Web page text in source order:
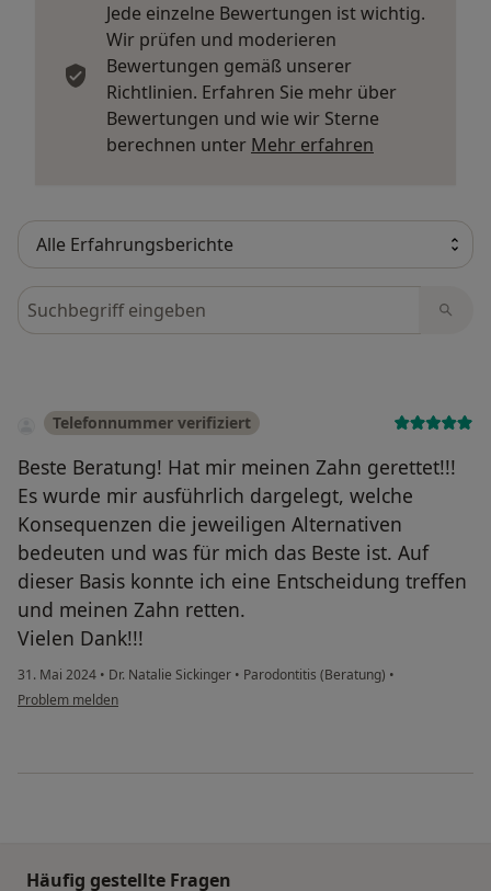
Jede einzelne Bewertungen ist wichtig.
Wir prüfen und moderieren
Bewertungen gemäß unserer
Richtlinien. Erfahren Sie mehr über
Bewertungen und wie wir Sterne
berechnen unter Mehr erfahren
Bewertungen durchsuchen
Telefonnummer verifiziert
Beste Beratung! Hat mir meinen Zahn gerettet!!!
Es wurde mir ausführlich dargelegt, welche
Konsequenzen die jeweiligen Alternativen
bedeuten und was für mich das Beste ist. Auf
dieser Basis konnte ich eine Entscheidung treffen
und meinen Zahn retten.
Vielen Dank!!!
31. Mai 2024 • Dr. Natalie Sickinger • Parodontitis (Beratung) •
Problem melden
Häufig gestellte Fragen